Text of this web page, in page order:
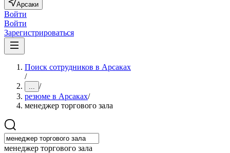
Арсаки
Войти
Войти
Зарегистрироваться
Поиск сотрудников в Арсаках
/
... /
резюме в Арсаках/
менеджер торгового зала
менеджер торгового зала